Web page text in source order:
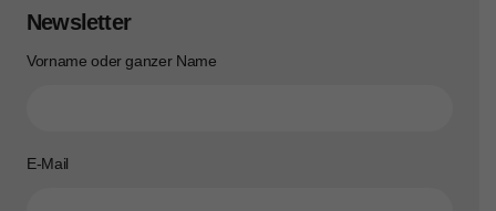
Newsletter
Vorname oder ganzer Name
E-Mail